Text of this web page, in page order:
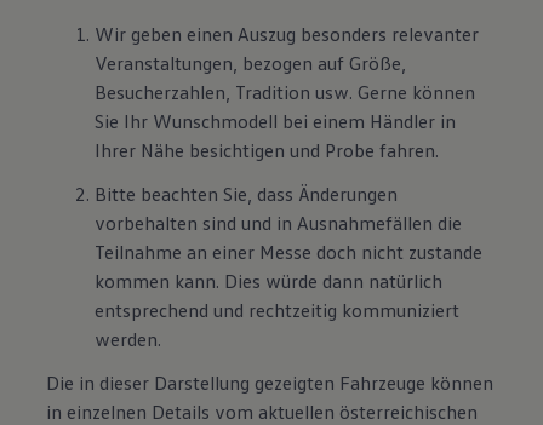
Wir geben einen Auszug besonders relevanter
Veranstaltungen, bezogen auf Größe,
Besucherzahlen, Tradition usw. Gerne können
Sie Ihr Wunschmodell bei einem Händler in
Ihrer Nähe besichtigen und Probe fahren.
Bitte beachten Sie, dass Änderungen
vorbehalten sind und in Ausnahmefällen die
Teilnahme an einer Messe doch nicht zustande
kommen kann. Dies würde dann natürlich
entsprechend und rechtzeitig kommuniziert
werden.
Die in dieser Darstellung gezeigten Fahrzeuge können
in einzelnen Details vom aktuellen österreichischen